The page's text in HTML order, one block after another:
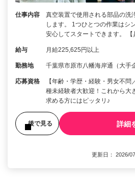
仕事内容
真空装置で使用される部品の洗
します。 1つひとつの作業はシ
安心してスタートできます。 【
給与 月給225,625円以上
勤務地 千葉県市原市八幡海岸通（大手
応募資格
【年齢・学歴・経験・男女不
種未経験者大歓迎！これから大
求める方にはピッタリ♪
後で見る 詳細
更新日： 2026/